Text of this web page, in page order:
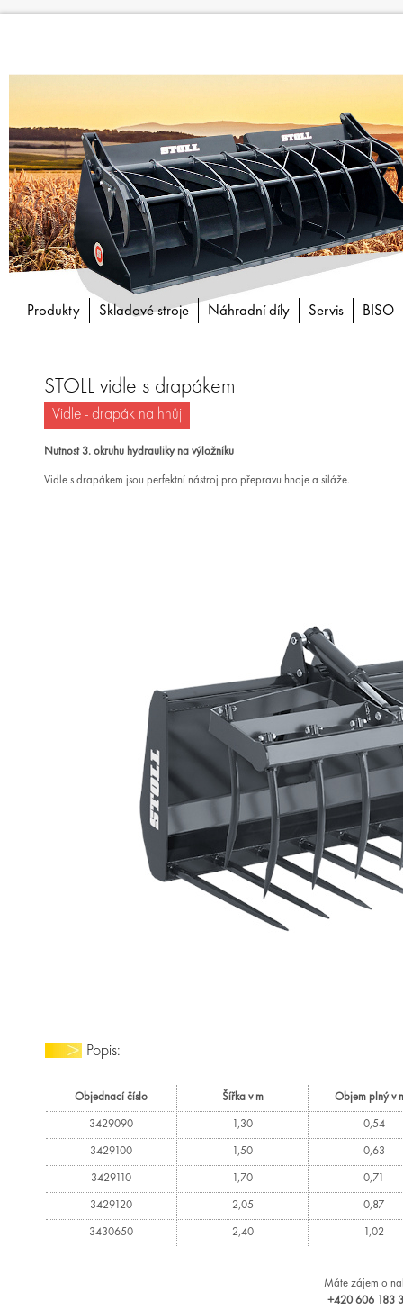
Produkty Skladové stroje Náhradní díly Servis BISO
STOLL vidle s drapákem
Vidle - drapák na hnůj
Nutnost 3. okruhu hydrauliky na výložníku
Vidle s drapákem jsou perfektní nástroj pro přepravu hnoje a siláže.
Popis:
Objednací číslo Šířka v m Objem plný v
3429090 1,30 0,54
3429100 1,50 0,63
3429110 1,70 0,71
3429120 2,05 0,87
3430650 2,40 1,02
Máte zájem o
+420 606 183